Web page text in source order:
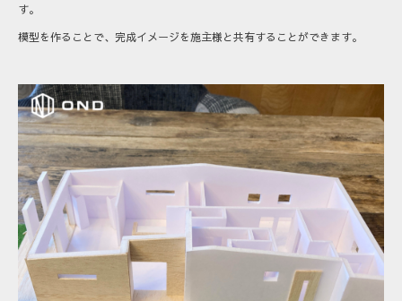
す。
模型を作ることで、完成イメージを施主様と共有することができます。